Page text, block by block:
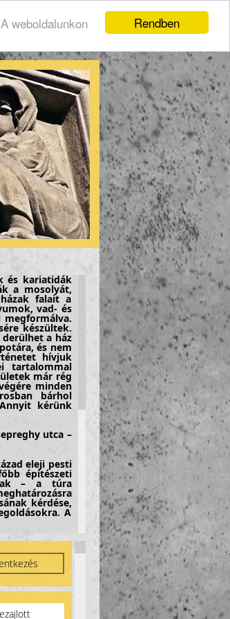
Rendben
weboldalunkon
és kariatidák
a mosolyát,
falait a
vad- és
készültek.
a ház
és nem
hívjuk
tartalommal
már rég
minden
bárhol
kérünk
utca –
eleji pesti
építészeti
– a túra
kérdése,
A
kis
lehet jobban
az
a
számára is
adódó